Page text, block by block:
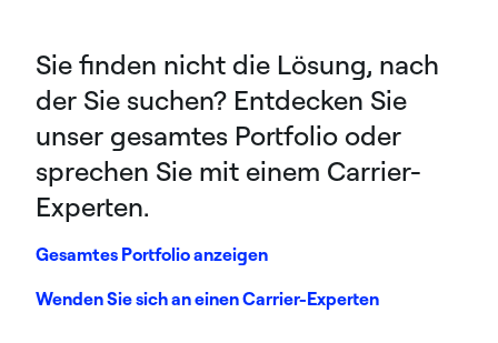
Sie finden nicht die Lösung, nach
der Sie suchen? Entdecken Sie
unser gesamtes Portfolio oder
sprechen Sie mit einem Carrier-
Experten.
Gesamtes Portfolio anzeigen
Wenden Sie sich an einen Carrier-Experten